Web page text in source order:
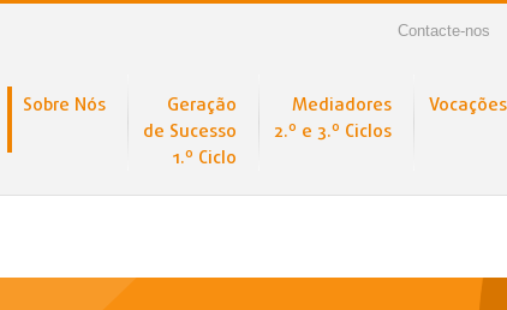
Contacte-nos
Sobre Nós
Geração
de Sucesso
1.º Ciclo
Mediadores
2.º e 3.º Ciclos
Vocações